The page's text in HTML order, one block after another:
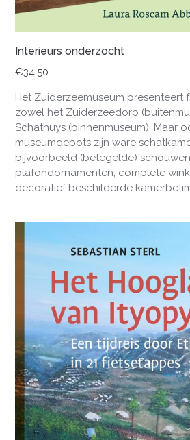
Interieurs onderzocht
€34,50
Het Zuiderzeemuseum presenteert
zowel het Zuiderzeedorp
Schathuys (binnenmuseum). Maar
museumdepots zijn ware
bijvoorbeeld (betegelde)
plafondornamenten, complete
decoratief beschilderde